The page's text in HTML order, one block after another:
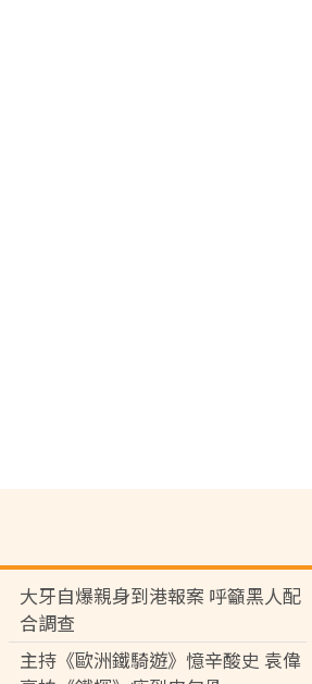
大牙自爆親身到港報案 呼籲黑人配
合調查
主持《歐洲鐵騎遊》憶辛酸史 袁偉